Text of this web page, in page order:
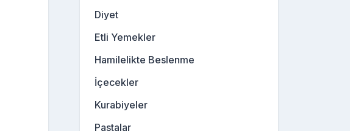
Diyet
Etli Yemekler
Hamilelikte Beslenme
İçecekler
Kurabiyeler
Pastalar